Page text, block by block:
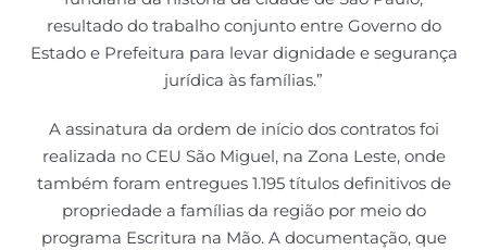
resultado do trabalho conjunto entre Governo do
Estado e Prefeitura para levar dignidade e segurança
jurídica às famílias.”
A assinatura da ordem de início dos contratos foi
realizada no CEU São Miguel, na Zona Leste, onde
também foram entregues 1.195 títulos definitivos de
propriedade a famílias da região por meio do
programa Escritura na Mão. A documentação, que